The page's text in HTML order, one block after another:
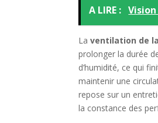
A LIRE :
Laventilation de
prolonger la durée
d’humidité, ce qui
maintenir une
repose sur un
la constance des